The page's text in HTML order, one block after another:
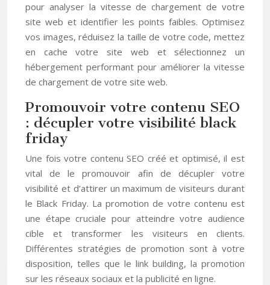
pour analyser la vitesse de chargement de votre
site web et identifier les points faibles. Optimisez
vos images, réduisez la taille de votre code, mettez
en cache votre site web et sélectionnez un
hébergement performant pour améliorer la vitesse
de chargement de votre site web.
Promouvoir votre contenu SEO
: décupler votre visibilité black
friday
Une fois votre contenu SEO créé et optimisé, il est
vital de le promouvoir afin de décupler votre
visibilité et d’attirer un maximum de visiteurs durant
le Black Friday. La promotion de votre contenu est
une étape cruciale pour atteindre votre audience
cible et transformer les visiteurs en clients.
Différentes stratégies de promotion sont à votre
disposition, telles que le link building, la promotion
sur les réseaux sociaux et la publicité en ligne.